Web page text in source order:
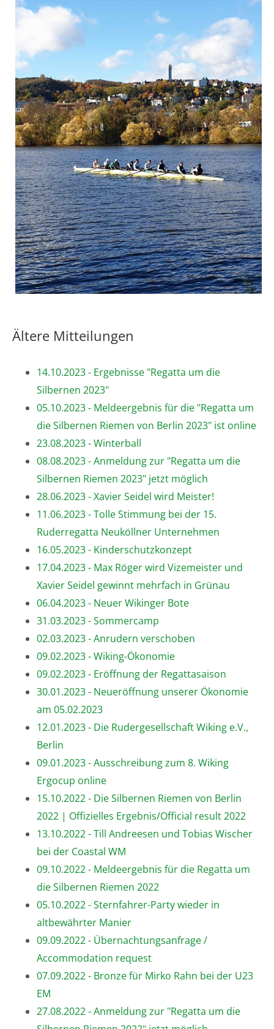
Ältere Mitteilungen
14.10.2023 - Ergebnisse "Regatta um die
Silbernen 2023"
05.10.2023 - Meldeergebnis für die "Regatta um
die Silbernen Riemen von Berlin 2023" ist online
23.08.2023 - Winterball
08.08.2023 - Anmeldung zur "Regatta um die
Silbernen Riemen 2023" jetzt möglich
28.06.2023 - Xavier Seidel wird Meister!
11.06.2023 - Tolle Stimmung bei der 15.
Ruderregatta Neuköllner Unternehmen
16.05.2023 - Kinderschutzkonzept
17.04.2023 - Max Röger wird Vizemeister und
Xavier Seidel gewinnt mehrfach in Grünau
06.04.2023 - Neuer Wikinger Bote
31.03.2023 - Sommercamp
02.03.2023 - Anrudern verschoben
09.02.2023 - Wiking-Ökonomie
09.02.2023 - Eröffnung der Regattasaison
30.01.2023 - Neueröffnung unserer Ökonomie
am 05.02.2023
12.01.2023 - Die Rudergesellschaft Wiking e.V.,
Berlin
09.01.2023 - Ausschreibung zum 8. Wiking
Ergocup online
15.10.2022 - Die Silbernen Riemen von Berlin
2022 | Offizielles Ergebnis/Official result 2022
13.10.2022 - Till Andreesen und Tobias Wischer
bei der Coastal WM
09.10.2022 - Meldeergebnis für die Regatta um
die Silbernen Riemen 2022
05.10.2022 - Sternfahrer-Party wieder in
altbewährter Manier
09.09.2022 - Übernachtungsanfrage /
Accommodation request
07.09.2022 - Bronze für Mirko Rahn bei der U23
EM
27.08.2022 - Anmeldung zur "Regatta um die